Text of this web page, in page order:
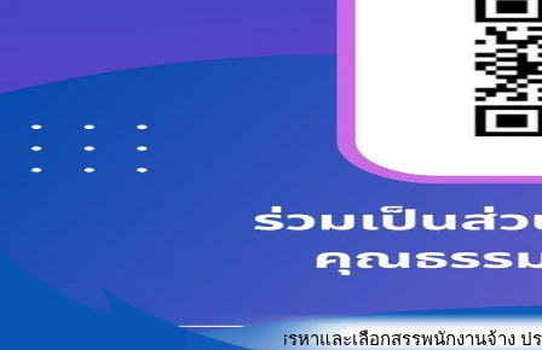
นการคัดเลือกในการสรรหาและเลือกสรรพนักงานจ้าง ประจำปีงบปร